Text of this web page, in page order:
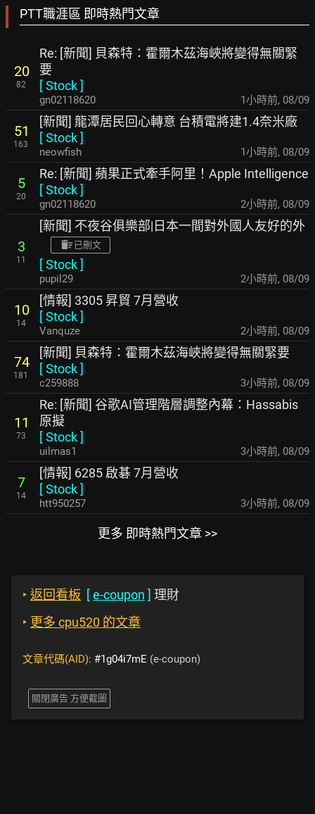
PTT職涯區 即時熱門文章
20
82
Re: [新聞] 貝森特：霍爾木茲海峽將變得無關緊
要
[Stock]
gn02118620 1小時前, 08/09
51
163
[新聞] 龍潭居民回心轉意 台積電將建1.4奈米廠
[Stock]
neowfish 1小時前, 08/09
5
20
Re: [新聞] 蘋果正式牽手阿里！Apple Intelligence
[Stock]
gn02118620 2小時前, 08/09
3
11
[新聞] 不夜谷俱樂部|日本一間對外國人友好的外
已刪文
[Stock]
pupil29 2小時前, 08/09
10
14
[情報] 3305 昇貿 7月營收
[Stock]
Vanquze 2小時前, 08/09
74
181
[新聞] 貝森特：霍爾木茲海峽將變得無關緊要
[Stock]
c259888 3小時前, 08/09
11
73
Re: [新聞] 谷歌AI管理階層調整內幕：Hassabis
原擬
[Stock]
uilmas1 3小時前, 08/09
7
14
[情報] 6285 啟碁 7月營收
[Stock]
htt950257 3小時前, 08/09
更多 即時熱門文章 >>
‣ 返回看板 [e-coupon ] 理財
‣ 更多 cpu520 的文章
文章代碼(AID): #1g04i7mE (e-coupon)
關閉廣告 方便截圖